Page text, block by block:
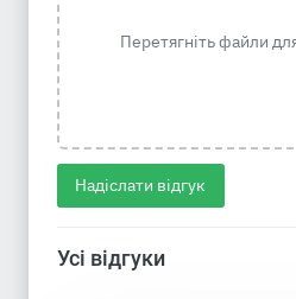
Перетягніть файли
Надіслати відгук
Усі відгуки